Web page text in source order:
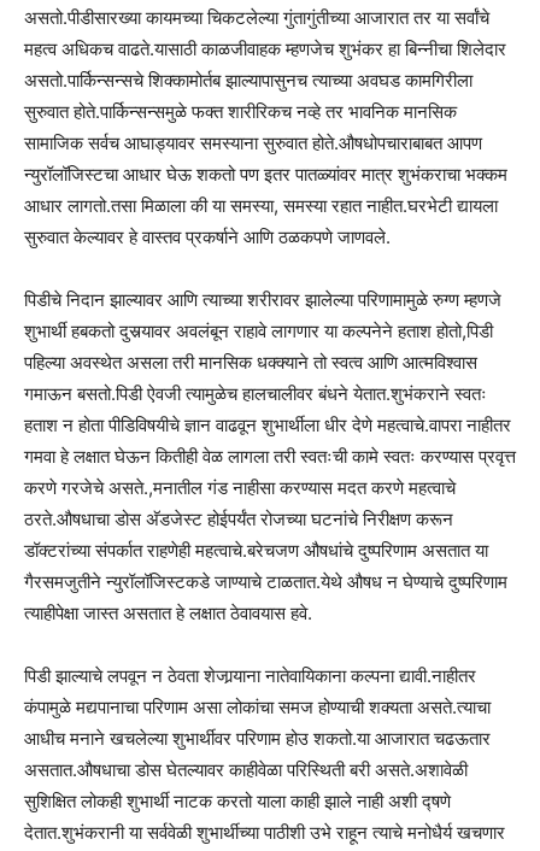
असतो.पीडीसारख्या कायमच्या चिकटलेल्या गुंतागुंतीच्या आजारात तर या सर्वांचे
महत्व अधिकच वाढते.यासाठी काळजीवाहक म्हणजेच शुभंकर हा बिन्नीचा शिलेदार
असतो.पार्किन्सन्सचे शिक्कामोर्तब झाल्यापासुनच त्याच्या अवघड कामगिरीला
सुरुवात होते.पार्किन्सन्समुळे फक्त शारीरिकच नव्हे तर भावनिक मानसिक
सामाजिक सर्वच आघाड्यावर समस्याना सुरुवात होते.औषधोपचाराबाबत आपण
न्युरॉलॉजिस्टचा आधार घेऊ शकतो पण इतर पातळ्यांवर मात्र शुभंकराचा भक्कम
आधार लागतो.तसा मिळाला की या समस्या, समस्या रहात नाहीत.घरभेटी द्यायला
सुरुवात केल्यावर हे वास्तव प्रकर्षाने आणि ठळकपणे जाणवले.
पिडीचे निदान झाल्यावर आणि त्याच्या शरीरावर झालेल्या परिणामामुळे रुग्ण म्हणजे
शुभार्थी हबकतो दुसर्‍यावर अवलंबून राहावे लागणार या कल्पनेने हताश होतो,पिडी
पहिल्या अवस्थेत असला तरी मानसिक धक्क्याने तो स्वत्व आणि आत्मविश्वास
गमाऊन बसतो.पिडी ऐवजी त्यामुळेच हालचालीवर बंधने येतात.शुभंकराने स्वतः
हताश न होता पीडिविषयीचे ज्ञान वाढवून शुभार्थीला धीर देणे महत्वाचे.वापरा नाहीतर
गमवा हे लक्षात घेऊन कितीही वेळ लागला तरी स्वतःची कामे स्वतः करण्यास प्रवृत्त
करणे गरजेचे असते.,मनातील गंड नाहीसा करण्यास मदत करणे महत्वाचे
ठरते.औषधाचा डोस अ‍ॅडजेस्ट होईपर्यंत रोजच्या घटनांचे निरीक्षण करून
डॉक्टरांच्या संपर्कात राहणेही महत्वाचे.बरेचजण औषधांचे दुष्परिणाम असतात या
गैरसमजुतीने न्युरॉलॉजिस्टकडे जाण्याचे टाळतात.येथे औषध न घेण्याचे दुष्परिणाम
त्याहीपेक्षा जास्त असतात हे लक्षात ठेवावयास हवे.
पिडी झाल्याचे लपवून न ठेवता शेजार्‍याना नातेवायिकाना कल्पना द्यावी.नाहीतर
कंपामुळे मद्यपानाचा परिणाम असा लोकांचा समज होण्याची शक्यता असते.त्याचा
आधीच मनाने खचलेल्या शुभार्थीवर परिणाम होउ शकतो.या आजारात चढऊतार
असतात.औषधाचा डोस घेतल्यावर काहीवेळा परिस्थिती बरी असते.अशावेळी
सुशिक्षित लोकही शुभार्थी नाटक करतो याला काही झाले नाही अशी द्षणे
देतात.शुभंकरानी या सर्ववेळी शुभार्थीच्या पाठीशी उभे राहून त्याचे मनोधैर्य खचणार